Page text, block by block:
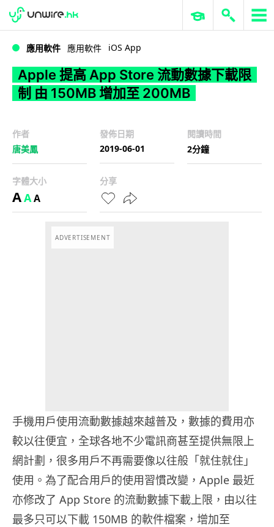
WWDC 2026 ERP 與商業 AI
應用軟件 應用軟件 iOS App
Apple 提高 App Store 流動數據下載限
制 由 150MB 增加至 200MB
作者
唐美鳳
發佈日期
2019-06-01
閱讀時間
2分鐘
字體大小
AAA
分享
ADVERTISEMENT
手機用戶使用流動數據越來越普及，數據的費用亦
較以往便宜，全球各地不少電訊商甚至提供無限上
網計劃，很多用戶不再需要像以往般「就住就住」
使用。為了配合用戶的使用習慣改變，Apple 最近
亦修改了 App Store 的流動數據下載上限，由以往
最多只可以下載 150MB 的軟件檔案，增加至